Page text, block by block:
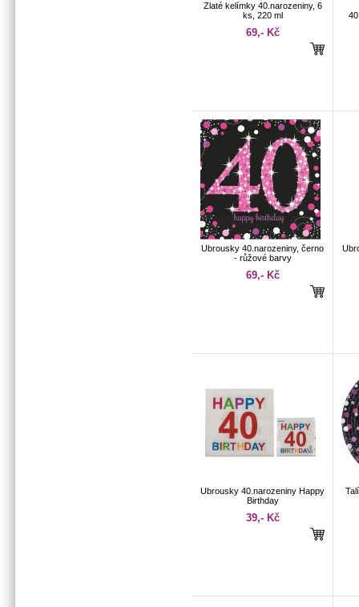
Zlaté kelímky 40.narozeniny, 6
ks, 220 ml
69,- Kč
Ubrousky 40.narozeniny, černo
- růžové barvy
69,- Kč
Ubrousky 40.narozeniny Happy
Birthday
39,- Kč